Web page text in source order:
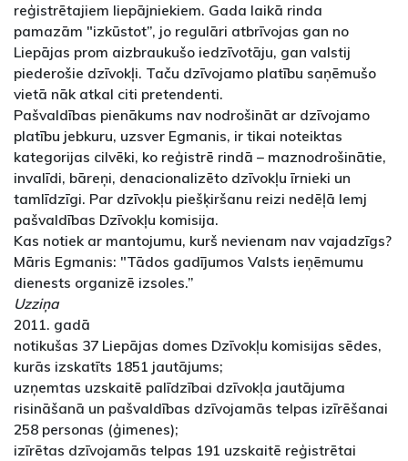
reģistrētajiem liepājniekiem. Gada laikā rinda
pamazām "izkūstot”, jo regulāri atbrīvojas gan no
Liepājas prom aizbraukušo iedzīvotāju, gan valstij
piederošie dzīvokļi. Taču dzīvojamo platību saņēmušo
vietā nāk atkal citi pretendenti.
Pašvaldības pienākums nav nodrošināt ar dzīvojamo
platību jebkuru, uzsver Egmanis, ir tikai noteiktas
kategorijas cilvēki, ko reģistrē rindā – maznodrošinātie,
invalīdi, bāreņi, denacionalizēto dzīvokļu īrnieki un
tamlīdzīgi. Par dzīvokļu piešķiršanu reizi nedēļā lemj
pašvaldības Dzīvokļu komisija.
Kas notiek ar mantojumu, kurš nevienam nav vajadzīgs?
Māris Egmanis: "Tādos gadījumos Valsts ieņēmumu
dienests organizē izsoles.”
Uzziņa
2011. gadā
notikušas 37 Liepājas domes Dzīvokļu komisijas sēdes,
kurās izskatīts 1851 jautājums;
uzņemtas uzskaitē palīdzībai dzīvokļa jautājuma
risināšanā un pašvaldības dzīvojamās telpas izīrēšanai
258 personas (ģimenes);
izīrētas dzīvojamās telpas 191 uzskaitē reģistrētai